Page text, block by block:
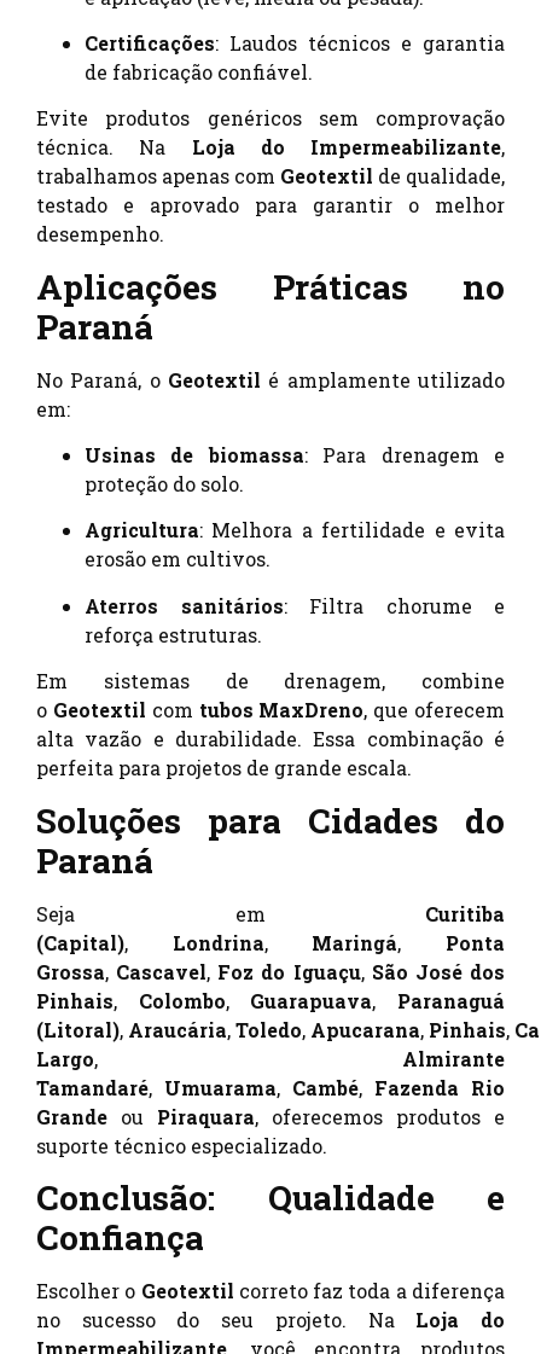
Certificações: Laudos técnicos e garantia
de fabricação confiável.
Evite produtos genéricos sem comprovação
técnica. Na Loja do Impermeabilizante,
trabalhamos apenas com Geotextil de qualidade,
testado e aprovado para garantir o melhor
desempenho.
Aplicações Práticas no
Paraná
No Paraná, o Geotextil é amplamente utilizado
em:
Usinas de biomassa: Para drenagem e
proteção do solo.
Agricultura: Melhora a fertilidade e evita
erosão em cultivos.
Aterros sanitários: Filtra chorume e
reforça estruturas.
Em sistemas de drenagem, combine
o Geotextil com tubos MaxDreno, que oferecem
alta vazão e durabilidade. Essa combinação é
perfeita para projetos de grande escala.
Soluções para Cidades do
Paraná
Seja em Curitiba
(Capital), Londrina, Maringá, Ponta
Grossa, Cascavel, Foz do Iguaçu, São José dos
Pinhais, Colombo, Guarapuava, Paranaguá
(Litoral), Araucária,Toledo, Apucarana, Pinhais,
Largo, Almirante
Tamandaré, Umuarama, Cambé, Fazenda Rio
Grande ou Piraquara, oferecemos produtos e
suporte técnico especializado.
Conclusão: Qualidade e
Confiança
Escolher o Geotextil correto faz toda a diferença
no sucesso do seu projeto. Na Loja do
Impermeabilizante , você encontra produtos